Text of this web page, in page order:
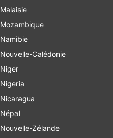
Malaisie
Mozambique
Namibie
Nouvelle-Calédonie
Niger
Nigeria
Nicaragua
Népal
Nouvelle-Zélande